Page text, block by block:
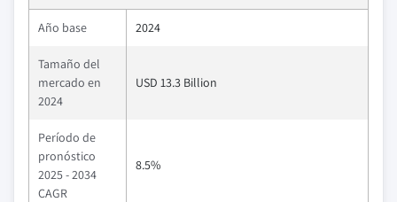
Año base 2024
Tamaño del
mercado en
2024
USD 13.3 Billion
Período de
pronóstico
2025 - 2034
CAGR
8.5%